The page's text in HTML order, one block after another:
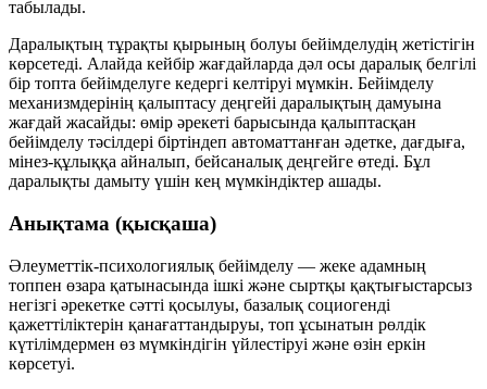
табылады.
Даралықтың тұрақты қырының болуы бейімделудің жетістігін
көрсетеді. Алайда кейбір жағдайларда дәл осы даралық белгілі
бір топта бейімделуге кедергі келтіруі мүмкін. Бейімделу
механизмдерінің қалыптасу деңгейі даралықтың дамуына
жағдай жасайды: өмір әрекеті барысында қалыптасқан
бейімделу тәсілдері біртіндеп автоматтанған әдетке, дағдыға,
мінез-құлыққа айналып, бейсаналық деңгейге өтеді. Бұл
даралықты дамыту үшін кең мүмкіндіктер ашады.
Анықтама (қысқаша)
Әлеуметтік-психологиялық бейімделу — жеке адамның
топпен өзара қатынасында ішкі және сыртқы қақтығыстарсыз
негізгі әрекетке сәтті қосылуы, базалық социогенді
қажеттіліктерін қанағаттандыруы, топ ұсынатын рөлдік
күтілімдермен өз мүмкіндігін үйлестіруі және өзін еркін
көрсетуі.